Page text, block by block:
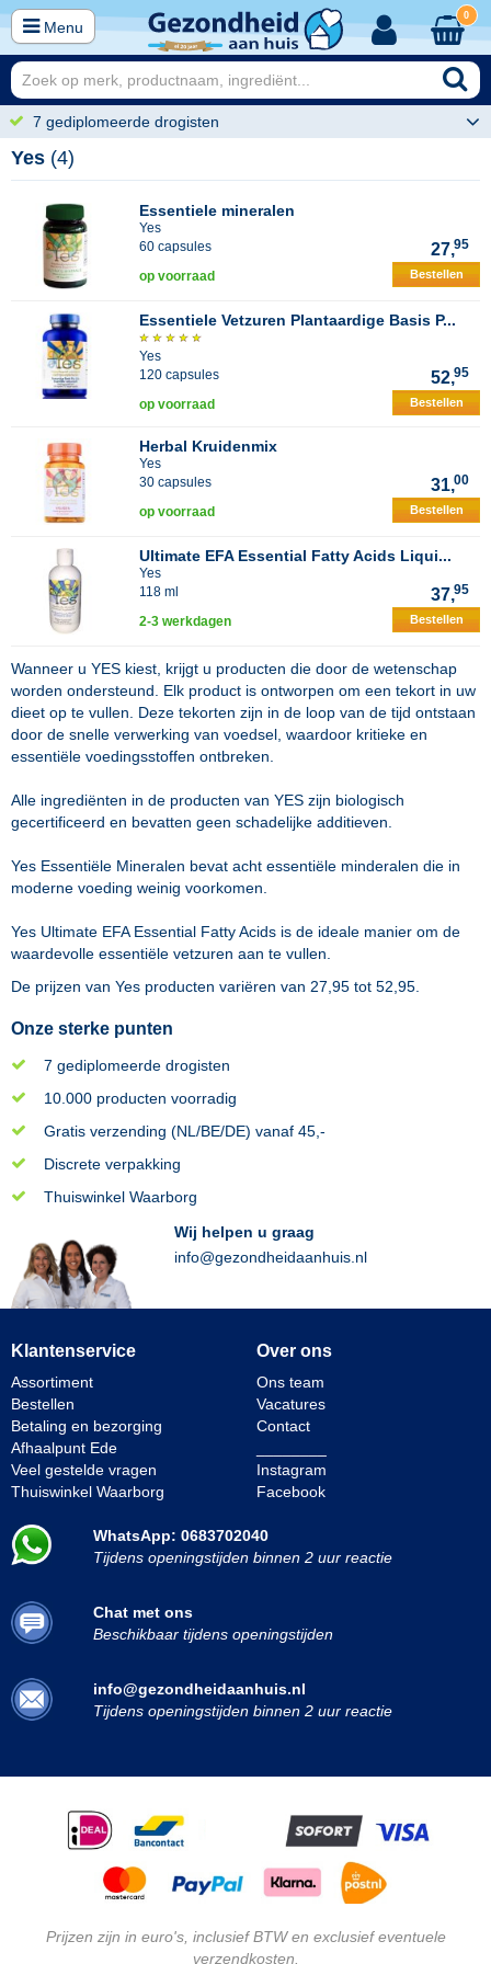
Menu
0
7 gediplomeerde drogisten
Yes (4)
Essentiele mineralen
Yes
60 capsules
27,95
op voorraad Bestellen
Essentiele Vetzuren Plantaardige Basis P...
Yes
120 capsules
52,95
op voorraad Bestellen
Herbal Kruidenmix
Yes
30 capsules
31,00
op voorraad Bestellen
Ultimate EFA Essential Fatty Acids Liqui...
Yes
118 ml
37,95
2-3 werkdagen Bestellen
Wanneer u YES kiest, krijgt u producten die door de wetenschap
worden ondersteund. Elk product is ontworpen om een tekort in uw
dieet op te vullen. Deze tekorten zijn in de loop van de tijd ontstaan
door de snelle verwerking van voedsel, waardoor kritieke en
essentiële voedingsstoffen ontbreken.
Alle ingrediënten in de producten van YES zijn biologisch
gecertificeerd en bevatten geen schadelijke additieven.
Yes Essentiële Mineralen bevat acht essentiële minderalen die in
moderne voeding weinig voorkomen.
Yes Ultimate EFA Essential Fatty Acids is de ideale manier om de
waardevolle essentiële vetzuren aan te vullen.
De prijzen van Yes producten variëren van 27,95 tot 52,95
Onze sterke punten
7 gediplomeerde drogisten
10.000 producten voorradig
Gratis verzending (NL/BE/DE) vanaf 45,-
Discrete verpakking
Thuiswinkel Waarborg
Wij helpen u graag
info@gezondheidaanhuis.nl
Klantenservice
Assortiment
Bestellen
Betaling en bezorging
Afhaalpunt Ede
Veel gestelde vragen
Thuiswinkel Waarborg
Over ons
Ons team
Vacatures
Contact
Instagram
Facebook
WhatsApp: 0683702040
Tijdens openingstijden binnen 2 uur reactie
Chat met ons
Beschikbaar tijdens openingstijden
info@gezondheidaanhuis.nl
Tijdens openingstijden binnen 2 uur reactie
Prijzen zijn in euro's, inclusief BTW en exclusief eventuele
verzendkosten.